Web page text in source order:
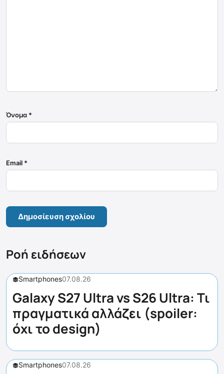
Όνομα *
Email *
Ροή ειδήσεων
Smartphones07.08.26
Galaxy S27 Ultra vs S26 Ultra: Τι
πραγματικά αλλάζει (spoiler:
όχι το design)
Smartphones07.08.26